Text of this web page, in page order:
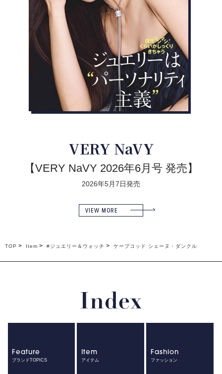
VERY NaVY
【VERY NaVY 2026年6月号 発売】
2026年5月7日発売
VIEW MORE
TOP Item #ジュエリー＆ウォッチ ケープコッド シェーヌ・ダンクル
Index
Feature
ブランドTOPICS
Item
アイテム
Fashion
ファッション